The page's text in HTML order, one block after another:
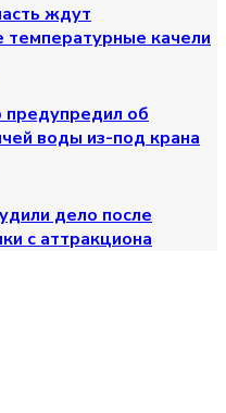
ждут
температурные качели
об
воды из-под крана
дело после
с аттракциона